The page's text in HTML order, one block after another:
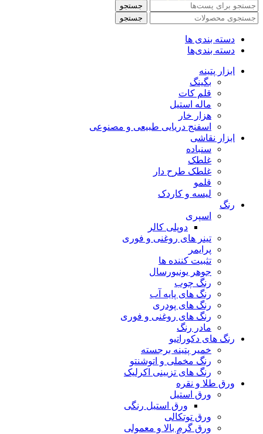
جستجو
جستجو
دسته بندی ها
دسته بندی‌ها
ابزار پتینه
بگینگ
قلم کات
ماله استیل
هزار خار
اسفنج دریایی طبیعی و مصنوعی
ابزار نقاشی
سنباده
غلطک
غلطک طرح دار
قلمو
لیسه و کاردک
رنگ
اسپری
دوپلی کالر
تینر های روغنی و فوری
پرایمر
تثبیت کننده ها
جوهر یونیورسال
رنگ چوب
رنگ‌ های پایه آب
رنگ های پودری
رنگ‌ های روغنی و فوری
مادر رنگ
رنگ های دکوراتیو
خمیر پتینه برجسته
رنگ مخملی و اتوشنتو
رنگ های تزیینی اکرلیک
ورق طلا و نقره
ورق استیل
ورق استیل رنگی
ورق توتکالی
ورق گرم بالا و معمولی